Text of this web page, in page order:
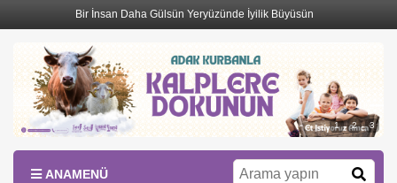
Bir İnsan Daha Gülsün Yeryüzünde İyilik Büyüsün
1 2 3
ANAMENÜ